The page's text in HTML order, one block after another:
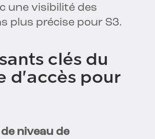
une visibilité des
plus précise pour S3.
clés du
d'accès pour
niveau de